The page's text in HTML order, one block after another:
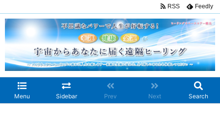
Menu Sidebar Prev Next Search
RSS Feedly